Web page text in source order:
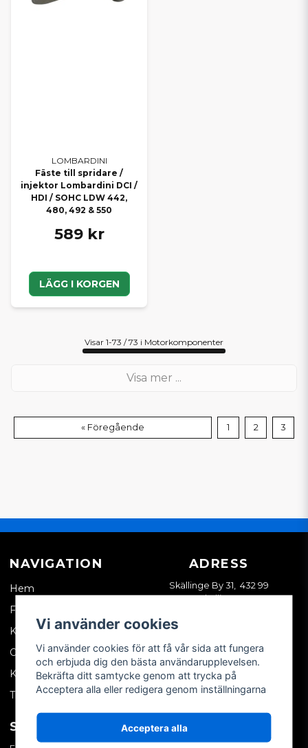
LOMBARDINI
Fäste till spridare /
injektor Lombardini DCI /
HDI / SOHC LDW 442,
480, 492 & 550
589 kr
LÄGG I KORGEN
Visar 1-73 / 73 i Motorkomponenter
Visa mer ...
« Föregående 1 2 3
NAVIGATION
Hem
Företagskund
Kontakta oss
Om oss
Köpvillkor
Tips & trix
ADRESS
Skällinge By 31, 432 99
Skällinge
SOCIALA MEDIER MITT KONTO
Vi använder cookies
Vi använder cookies för att få vår sida att fungera
och erbjuda dig den bästa användarupplevelsen.
Bekräfta ditt samtycke genom att trycka på
Acceptera alla eller redigera genom inställningarna
Acceptera alla